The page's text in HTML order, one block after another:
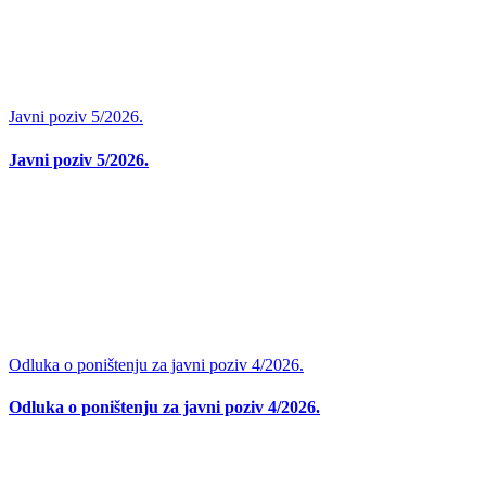
Javni poziv 5/2026.
Javni poziv 5/2026.
Odluka o poništenju za javni poziv 4/2026.
Odluka o poništenju za javni poziv 4/2026.